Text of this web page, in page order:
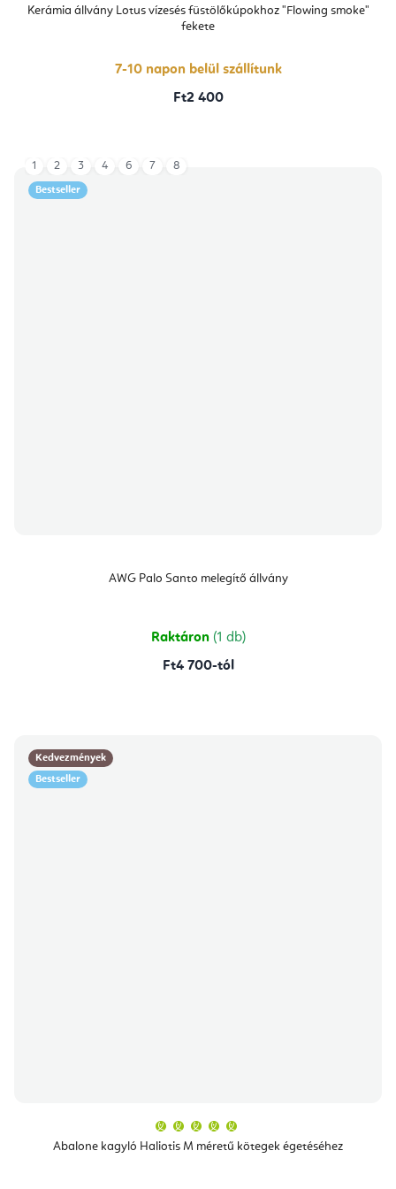
Kerámia állvány Lotus vízesés füstölőkúpokhoz "Flowing smoke"
fekete
átlagos
értékelése
csillag.
7-10 napon belül szállítunk
Ft2 400
Bestseller
AWG Palo Santo melegítő állvány
Raktáron (1 db)
Ft4 700-tól
1 2 3 4 6 7 8
Kedvezmények
Bestseller
Abalone kagyló Haliotis M méretű kötegek égetéséhez
átlagos
értékelése